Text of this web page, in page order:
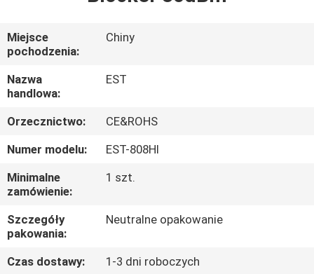
O
NAS
WYCIECZKA
PO
FABRYCE
KONTROLA
JAKOŚCI
Miejsce
pochodzenia:
Chiny
Nazwa
handlowa:
EST
Orzecznictwo:
CE&ROHS
Numer modelu:
EST-808HI
Minimalne
zamówienie:
1 szt.
Szczegóły
pakowania:
Neutralne opakowanie
Czas dostawy:
1-3 dni roboczych